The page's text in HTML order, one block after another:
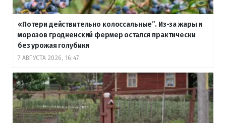
«Потери действительно колоссальные”. Из-за жары и
морозов гродненский фермер остался практически
без урожая голубики
7 АВГУСТА 2026, 16:47